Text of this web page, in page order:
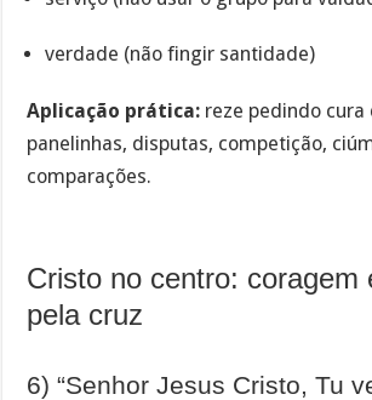
verdade (não fingir santidade)
Aplicação prática: reze pedindo cura
panelinhas, disputas, competição,
comparações.
Cristo no centro: coragem
pela cruz
6) “Senhor Jesus Cristo, Tu